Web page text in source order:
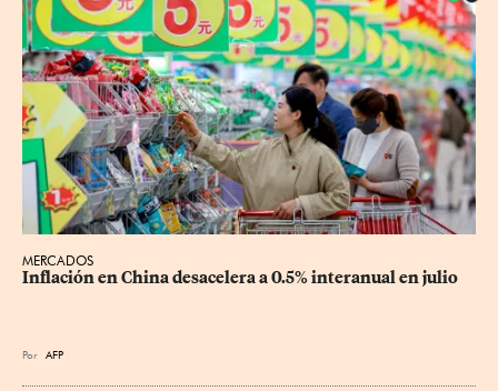
MERCADOS
Inflación en China desacelera a 0.5% interanual en julio
Por AFP